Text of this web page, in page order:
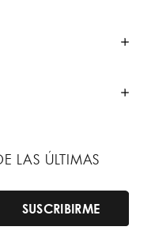
LAS ÚLTIMAS
SUSCRIBIRME